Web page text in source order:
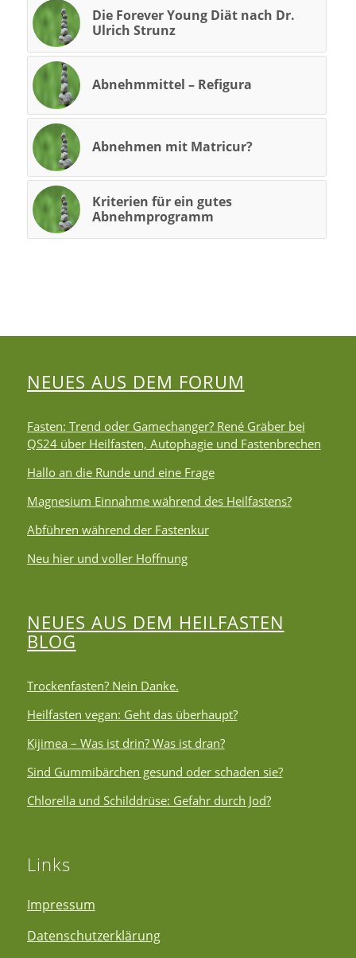
Die Forever Young Diät nach Dr.
Ulrich Strunz
Abnehmmittel – Refigura
Abnehmen mit Matricur?
Kriterien für ein gutes
Abnehmprogramm
NEUES AUS DEM FORUM
Fasten: Trend oder Gamechanger? René Gräber bei
QS24 über Heilfasten, Autophagie und Fastenbrechen
Hallo an die Runde und eine Frage
Magnesium Einnahme während des Heilfastens?
Abführen während der Fastenkur
Neu hier und voller Hoffnung
NEUES AUS DEM HEILFASTEN
BLOG
Trockenfasten? Nein Danke.
Heilfasten vegan: Geht das überhaupt?
Kijimea – Was ist drin? Was ist dran?
Sind Gummibärchen gesund oder schaden sie?
Chlorella und Schilddrüse: Gefahr durch Jod?
Links
Impressum
Datenschutzerklärung